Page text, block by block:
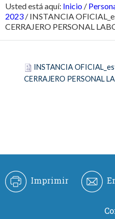
Usted está aquí: Inicio /
2023 / INSTANCIA
CERRAJERO PERSONAL
INSTANCIA
CERRAJERO PERSONAL
Imprimir